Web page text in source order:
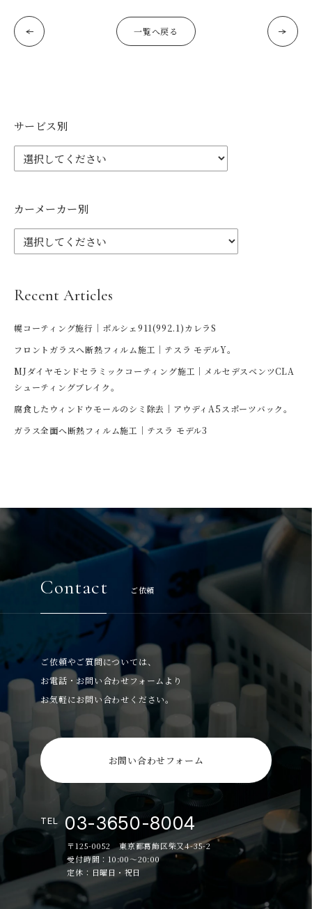
一覧へ戻る
サービス別
カーメーカー別
Recent Articles
幌コーティング施行｜ポルシェ911(992.1)カレラS
フロントガラスへ断熱フィルム施工｜テスラ モデルY。
MJダイヤモンドセラミックコーティング施工｜メルセデスベンツCLA
シューティングブレイク。
腐食したウィンドウモールのシミ除去｜アウディA5スポーツバック。
ガラス全面へ断熱フィルム施工｜テスラ モデル3
Contact ご依頼
ご依頼やご質問については、
お電話・お問い合わせフォームより
お気軽にお問い合わせください。
お問い合わせフォーム
TEL 03-3650-8004
〒125-0052 東京都葛飾区柴又4-35-2
受付時間：10:00～20:00
定休：日曜日・祝日